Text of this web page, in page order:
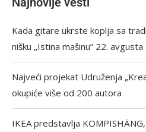
Kada gitare ukrste koplja sa
nišku „Istina mašinu” 22. avgusta
Najveći projekat Udruženja
okupiće više od 200 autora
IKEA predstavlja